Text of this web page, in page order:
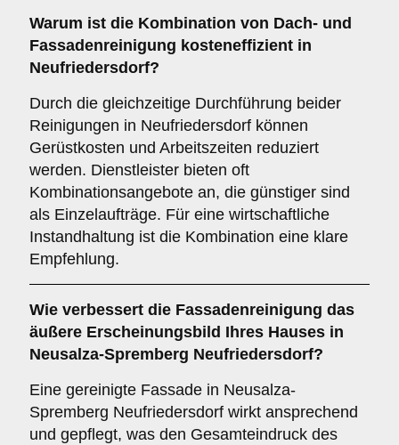
Warum ist die Kombination von Dach- und
Fassadenreinigung kosteneffizient in
Neufriedersdorf?
Durch die gleichzeitige Durchführung beider
Reinigungen in Neufriedersdorf können
Gerüstkosten und Arbeitszeiten reduziert
werden. Dienstleister bieten oft
Kombinationsangebote an, die günstiger sind
als Einzelaufträge. Für eine wirtschaftliche
Instandhaltung ist die Kombination eine klare
Empfehlung.
Wie verbessert die Fassadenreinigung das
äußere Erscheinungsbild Ihres Hauses in
Neusalza-Spremberg Neufriedersdorf?
Eine gereinigte Fassade in Neusalza-
Spremberg Neufriedersdorf wirkt ansprechend
und gepflegt, was den Gesamteindruck des